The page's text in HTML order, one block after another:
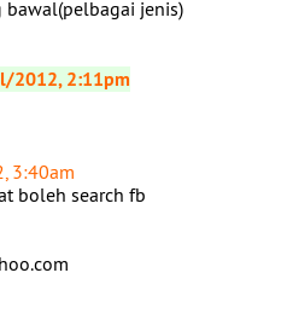
jenis)
2012, 2:11pm
3:40am
boleh search fb